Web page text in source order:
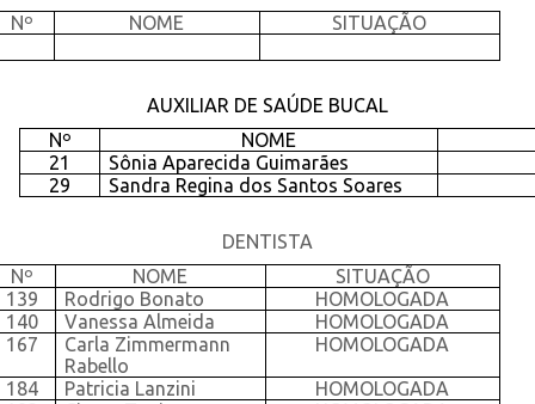
Nº
NOME SITUAÇÃO
AUXILIAR DE SAÚDE BUCAL
Nº
NOME
21
Sônia Aparecida Guimarães
29
Sandra Regina dos Santos Soares
DENTISTA
Nº
NOME
SITUAÇÃO
139
Rodrigo Bonato
HOMOLOGADA
140
Vanessa Almeida
HOMOLOGADA
167
Carla Zimmermann
Rabello
HOMOLOGADA
184 Patricia Lanzini
HOMOLOGADA